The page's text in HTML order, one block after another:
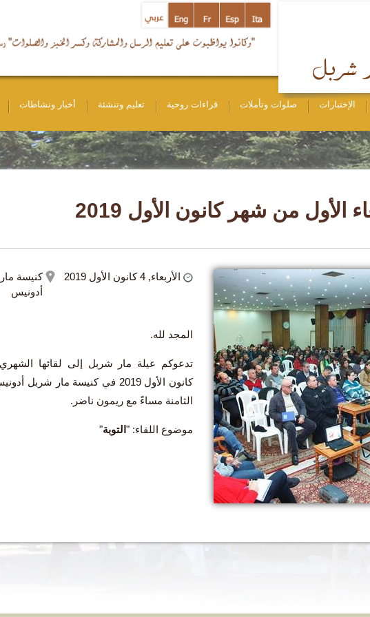
الإختبارات صلوات وتأملات قراءات روحية تعليم وتنشئة أخبار ونشاطات
الأول من شهر كانون الأول 2019
الأربعاء, 4 كانون الأول 2019
كنيسة
أدونيس
المجد لله.
كانون الأول 2019 في كنيسة مار
الثامنة مساءً مع ريمون ناضر.
موضوع اللقاء: " التوبة"